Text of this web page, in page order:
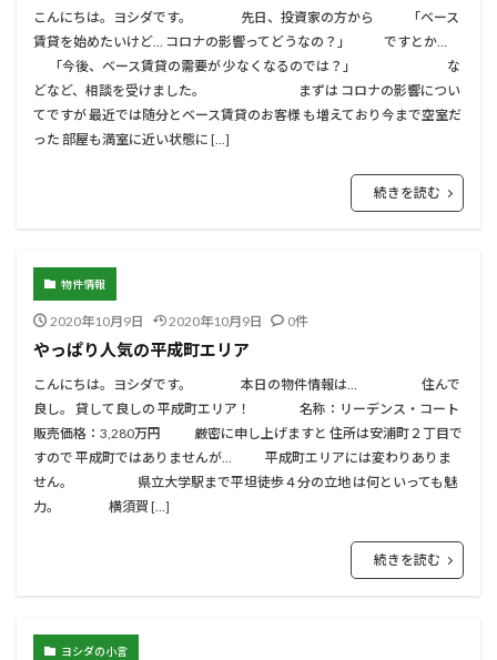
こんにちは。ヨシダです。 先日、投資家の方から 「ベース
賃貸を始めたいけど… コロナの影響ってどうなの？」 ですとか…
「今後、ベース賃貸の需要が 少なくなるのでは？」 な
どなど、相談を受けました。 まずは コロナの影響につい
てですが 最近では随分とベース賃貸のお客様 も増えており今まで空室だ
った 部屋も満室に近い状態に […]
続きを読む
物件情報
2020年10月9日 2020年10月9日 0件
やっぱり人気の平成町エリア
こんにちは。ヨシダです。 本日の物件情報は… 住んで
良し。 貸して良しの 平成町エリア！ 名称：リーデンス・コート
販売価格：3,280万円 厳密に申し上げますと 住所は安浦町２丁目で
すので 平成町ではありませんが… 平成町エリアには変わりありま
せん。 県立大学駅まで平坦徒歩４分の立地 は何といっても魅
力。 横須賀 […]
続きを読む
ヨシダの小言